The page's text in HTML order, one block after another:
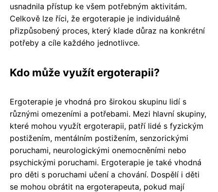
usnadnila přístup ke všem potřebným aktivitám.
Celkově lze říci, že ergoterapie je individuálně
přizpůsobený proces, který klade důraz na konkrétní
potřeby a cíle každého jednotlivce.
Kdo může využít ergoterapii?
Ergoterapie je vhodná pro širokou skupinu lidí s
různými omezeními a potřebami. Mezi hlavní skupiny,
které mohou využít ergoterapii, patří lidé s fyzickým
postižením, mentálním postižením, senzorickými
poruchami, neurologickými onemocněními nebo
psychickými poruchami. Ergoterapie je také vhodná
pro děti s poruchami učení a chování. Dospělí i děti
se mohou obrátit na ergoterapeuta, pokud mají